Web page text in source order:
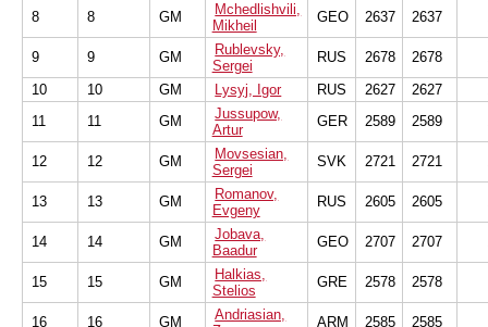
8 8 GM
Mchedlishvili,
Mikheil
GEO 2637 2637
9 9 GM
Rublevsky,
Sergei
RUS 2678 2678
10
10 GM Lysyj, Igor RUS 2627 2627
11
11 GM
Jussupow,
Artur
GER 2589 2589
12 12 GM
Movsesian,
Sergei
SVK 2721 2721
13 13 GM
Romanov,
Evgeny
RUS 2605 2605
14 14 GM
Jobava,
Baadur
GEO 2707 2707
15 15 GM
Halkias,
Stelios
GRE 2578 2578
16 16 GM
Andriasian,
ARM 2585 2585